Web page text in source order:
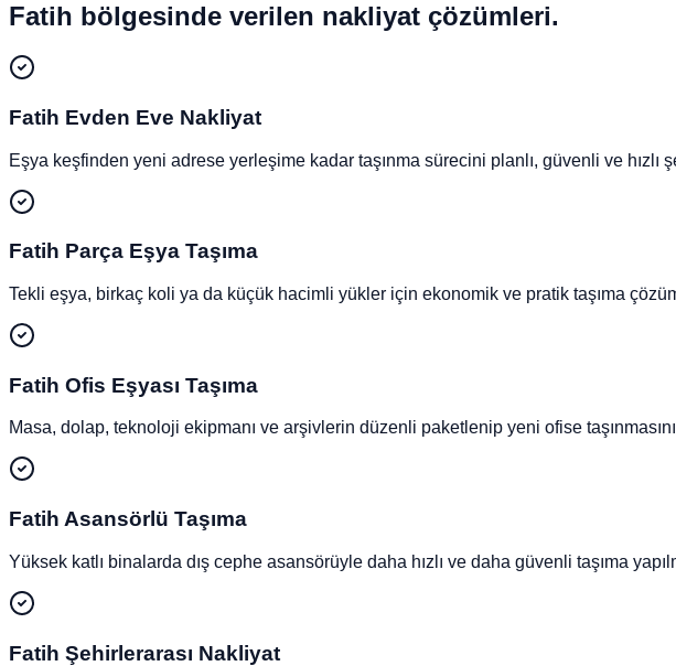
Fatih bölgesinde verilen nakliyat çözümleri.
Fatih Evden Eve Nakliyat
Eşya keşfinden yeni adrese yerleşime kadar taşınma sürecini planlı, güvenli ve hızlı
Fatih Parça Eşya Taşıma
Tekli eşya, birkaç koli ya da küçük hacimli yükler için ekonomik ve pratik taşıma
Fatih Ofis Eşyası Taşıma
Masa, dolap, teknoloji ekipmanı ve arşivlerin düzenli paketlenip yeni ofise
Fatih Asansörlü Taşıma
Yüksek katlı binalarda dış cephe asansörüyle daha hızlı ve daha güvenli taşıma
Fatih Şehirlerarası Nakliyat